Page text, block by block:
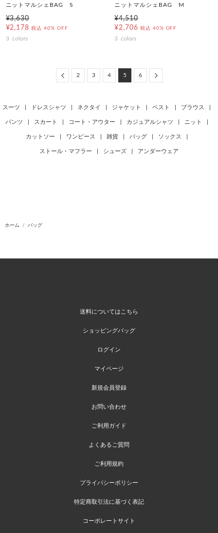
ニットマルシェBAG S
¥3,630
¥2,178 税込 40% OFF
3 colors
ニットマルシェBAG M
¥4,510
¥2,706 税込 40% OFF
3 colors
Previous
2 3 4 5 6 Next
スーツ ドレスシャツ ネクタイ ジャケット ベスト ブラウス
パンツ スカート コート・アウター カジュアルシャツ ニット
カットソー ワンピース 雑貨 バッグ ソックス
ストール・マフラー シューズ アンダーウェア
ホーム バッグ
送料についてはこちら
ショッピングバッグ
ログイン
マイページ
新規会員登録
お問い合わせ
ご利用ガイド
よくあるご質問
ご利用規約
プライバシーポリシー
特定商取引法に基づく表記
コーポレートサイト